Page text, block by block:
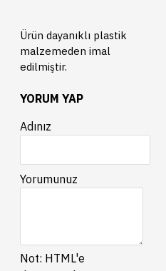
Ürün dayanıklı plastik
malzemeden imal
edilmiştir.
YORUM YAP
Adınız
Yorumunuz
Not: HTML'e